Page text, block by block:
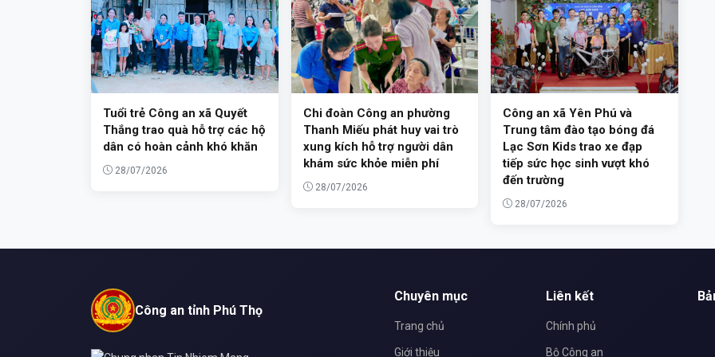
Tuổi trẻ Công an xã Quyết
Thắng trao quà hỗ trợ các hộ
dân có hoàn cảnh khó khăn
28/07/2026
Chi đoàn Công an phường
Thanh Miếu phát huy vai trò
xung kích hỗ trợ người dân
khám sức khỏe miễn phí
28/07/2026
Công an xã Yên Phú và
Trung tâm đào tạo bóng đá
Lạc Sơn Kids trao xe đạp
tiếp sức học sinh vượt khó
đến trường
28/07/2026
Công an tỉnh Phú Thọ
Chuyên mục
Trang chủ
Giới thiệu
Liên kết
Chính phủ
Bộ Công an